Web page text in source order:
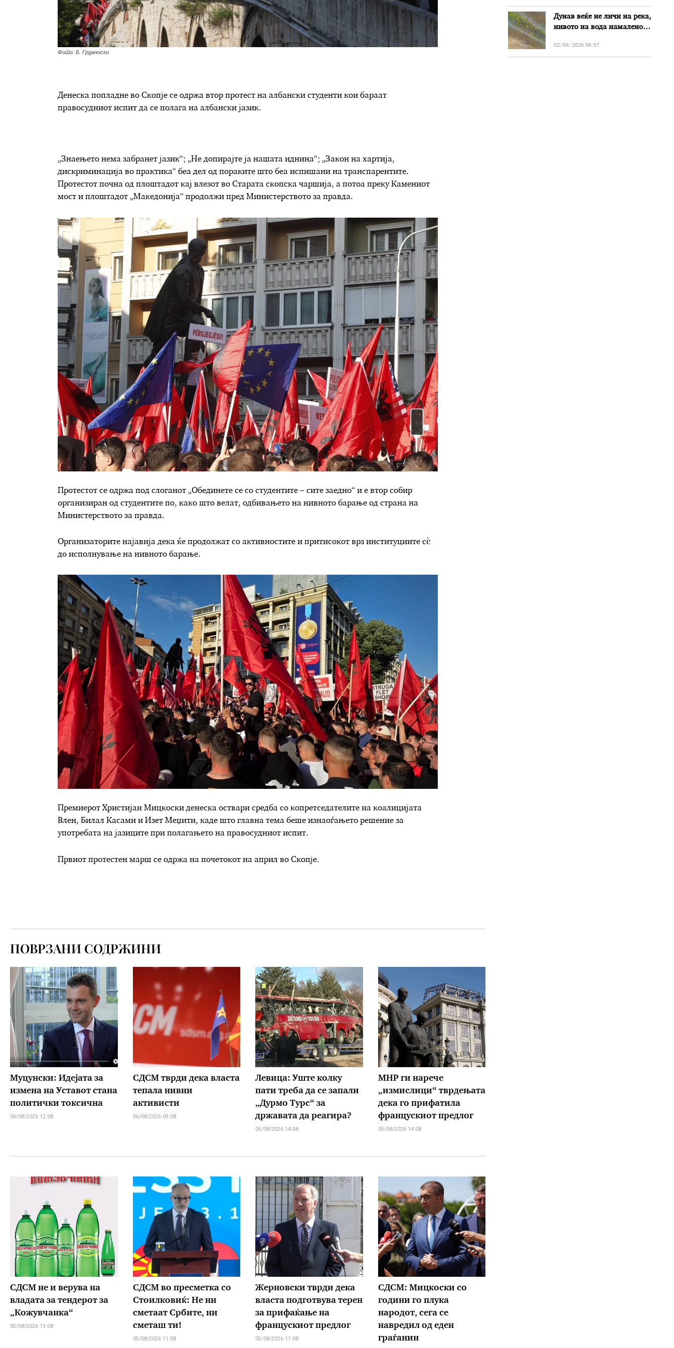
Фото: Б. Грданоски
Денеска попладне во Скопје се одржа втор протест на албански студенти кои бараат
правосудниот испит да се полага на албански јазик.
„Знаењето нема забранет јазик“; „Не допирајте ја нашата иднина“; „Закон на хартија,
дискриминација во практика“ беа дел од пораките што беа испишани на транспарентите.
Протестот почна од плоштадот кај влезот во Старата скопска чаршија, а потоа преку Камениот
мост и плоштадот „Македонија“ продолжи пред Министерството за правда.
Протестот се одржа под слоганот „Обединете се со студентите – сите заедно“ и е втор собир
организиран од студентите по, како што велат, одбивањето на нивното барање од страна на
Министерството за правда.
Организаторите најавија дека ќе продолжат со активностите и притисокот врз институциите сѐ
до исполнување на нивното барање.
Премиерот Христијан Мицкоски денеска оствари средба со копретседателите на коалицијата
Влен, Билал Касами и Изет Меџити, каде што главна тема беше изнаоѓањето решение за
употребата на јазиците при полагањето на правосудниот испит.
Првиот протестен марш се одржа на почетокот на април во Скопје.
ПОВРЗАНИ СОДРЖИНИ
Муцунски: Идејата за
измена на Уставот стана
политички токсична
06/08/2026 12:08
СДСМ тврди дека власта
тепала нивни
активисти
06/08/2026 09:08
Левица: Уште колку
пати треба да се запали
„Дурмо Турс“ за
државата да реагира?
05/08/2026 14:08
МНР ги нарече
„измислици“ тврдењата
дека го прифатила
францускиот предлог
05/08/2026 14:08
СДСМ не и верува на
владата за тендерот за
„Кожувчанка“
05/08/2026 13:08
СДСМ во пресметка со
Стоилковиќ: Не ни
сметаат Србите, ни
сметаш ти!
05/08/2026 11:08
Жерновски тврди дека
власта подготвува терен
за прифаќање на
францускиот предлог
05/08/2026 11:08
СДСМ: Мицкоски со
години го плука
народот, сега се
навредил од еден
граѓанин
Дунав веќе не личи на река,
нивото на вода намалено
Бугарија
02/08/2026 08:57